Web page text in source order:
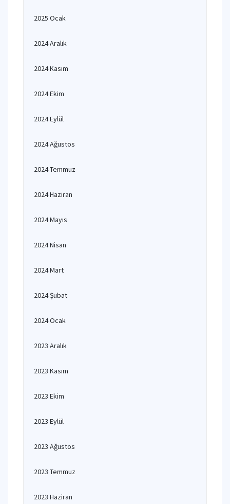
2025 Ocak
2024 Aralık
2024 Kasım
2024 Ekim
2024 Eylül
2024 Ağustos
2024 Temmuz
2024 Haziran
2024 Mayıs
2024 Nisan
2024 Mart
2024 Şubat
2024 Ocak
2023 Aralık
2023 Kasım
2023 Ekim
2023 Eylül
2023 Ağustos
2023 Temmuz
2023 Haziran